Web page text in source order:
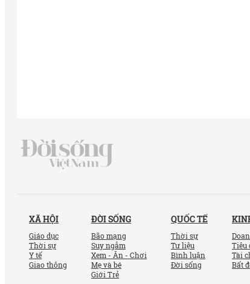
XÃ HỘI
Giáo dục
Thời sự
Y tế
Giao thông
ĐỜI SỐNG
Bão mạng
Suy ngẫm
Xem - Ăn - Chơi
Mẹ và bé
Giới Trẻ
QUỐC TẾ
Thời sự
Tư liệu
Bình luận
Đời sống
Tiêu
Tài
Bất